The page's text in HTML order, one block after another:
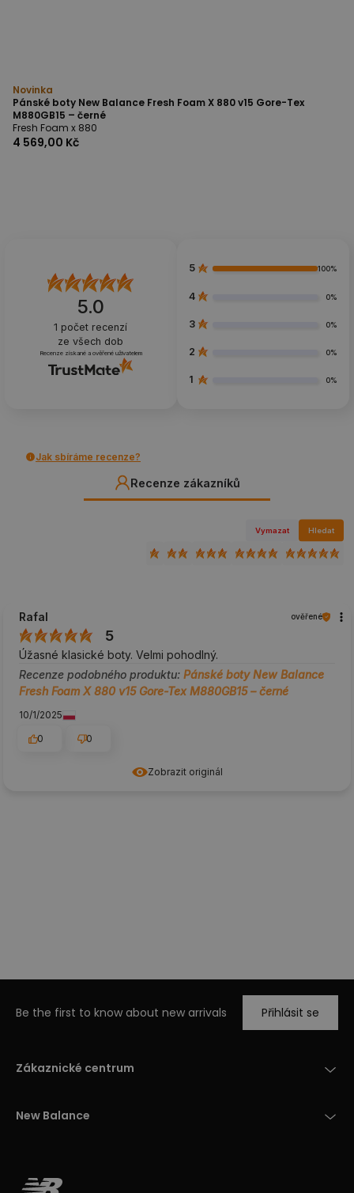
Novinka
Pánské boty New Balance Fresh Foam X 880 v15 Gore-Tex
M880GB15 – černé
Fresh Foam x 880
4 569,00 Kč
5.0
1 počet recenzí
ze všech dob
Recenze získané a ověřené uživatelem
5 100%
4 0%
3 0%
2 0%
1 0%
Jak sbíráme recenze?
Recenze zákazníků
Vymazat Hledat
Zobrazit originál
Rafal ověřené
5
Úžasné klasické boty. Velmi pohodlný.
Recenze podobného produktu: Pánské boty New Balance
Fresh Foam X 880 v15 Gore-Tex M880GB15 – černé
10/1/2025
0
0
Be the first to know about new arrivals Přihlásit se
Zákaznické centrum
New Balance